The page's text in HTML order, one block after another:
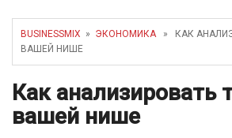
бизнеса
как защитить
BUSINESSMIX » ЭКОНОМИКА» КАК
ВАШЕЙ НИШЕ
Как анализировать
вашей нише